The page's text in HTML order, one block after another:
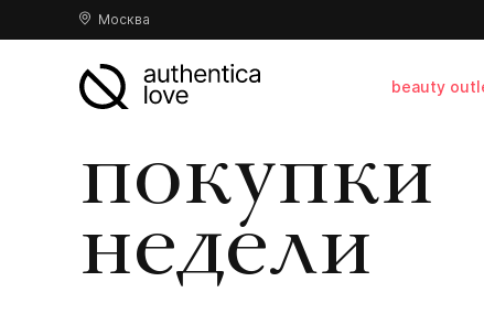
Москва
beauty
покупки
недели